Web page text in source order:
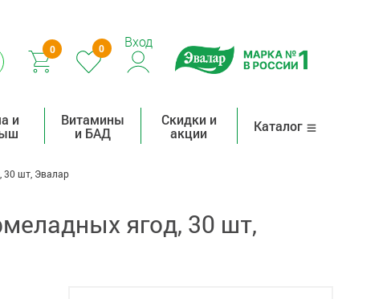
0 0 Вход
и
Витамины
и БАД
Скидки и
акции
Каталог
30 шт, Эвалар
ягод, 30 шт,